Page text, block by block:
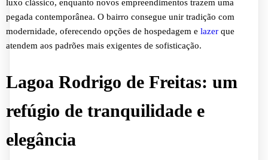
luxo clássico, enquanto novos empreendimentos trazem uma
pegada contemporânea. O bairro consegue unir tradição com
modernidade, oferecendo opções de hospedagem e lazer que
atendem aos padrões mais exigentes de sofisticação.
Lagoa Rodrigo de Freitas: um
refúgio de tranquilidade e
elegância